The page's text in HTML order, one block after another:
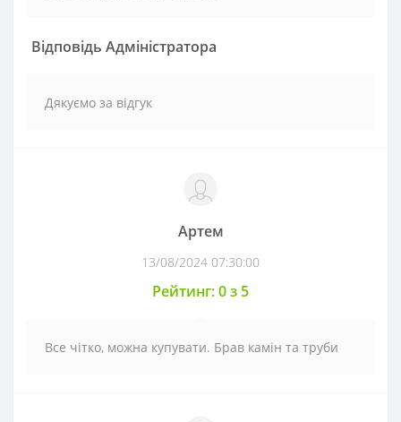
Відповідь Адміністратора
Дякуємо за відгук
Артем
13/08/2024 07:30:00
Рейтинг: 0 з 5
Все чітко, можна купувати. Брав камін та труби